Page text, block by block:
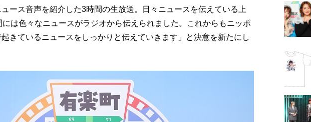
ース音声を紹介した3時間の生放送。日々ニュースを伝えている上
は色々なニュースがラジオから伝えられました。これからもニッポ
きているニュースをしっかりと伝えていきます」と決意を新たにし